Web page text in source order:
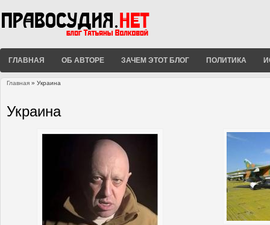
ГЛАВНАЯ ОБ АВТОРЕ ЗАЧЕМ ЭТОТ БЛОГ ПОЛИТИКА
Главная » Украина
Украина